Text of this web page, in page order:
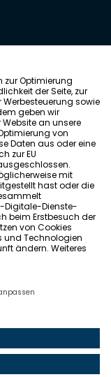
GmbH,
Rechte